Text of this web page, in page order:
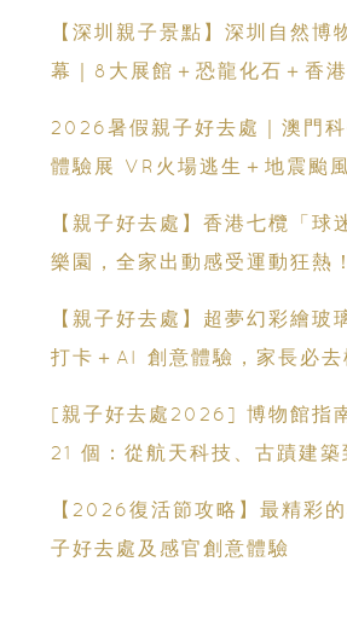
【深圳親子景點】深圳自然博
幕｜8大展館＋恐龍化石＋香港
2026暑假親子好去處｜澳門
體驗展 VR火場逃生＋地震颱
【親子好去處】香港七欖「球
樂園，全家出動感受運動狂熱！
【親子好去處】超夢幻彩繪玻
打卡＋AI 創意體驗，家長必去
[親子好去處2026] 博物館指
21 個：從航天科技、古蹟建築
【2026復活節攻略】最精彩
子好去處及感官創意體驗